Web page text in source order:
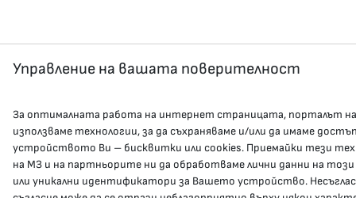
Управление на вашата поверителност
За оптималната работа на интернет страницата, порталът
използваме технологии, за да съхраняваме и/или да имаме
устройството Ви – бисквитки или cookies. Приемайки тези
на МЗ и на партньорите ни да обработваме лични данни на
или уникални идентификатори за Вашето устройство.